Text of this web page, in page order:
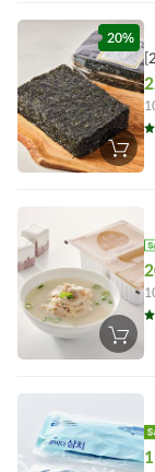
에
담
기
20%
장
바
담
기
장
바
에
기